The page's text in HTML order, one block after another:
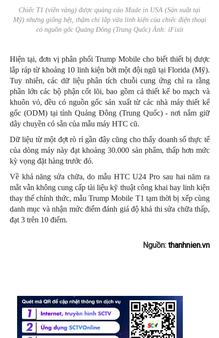
Chiếc T1 (viền vàng) được quảng cáo Made in USA (Sản xuất tại
Mỹ) nhưng giống hệt, thậm chí lắp vừa linh kiện của chiếc điện thoại
có nguồn gốc Quảng Đông (Trung Quốc) Ảnh: iFixit
Hiện tại, đơn vị phân phối Trump Mobile cho biết thiết bị được
lắp ráp từ khoảng 10 linh kiện bởi một đội ngũ tại Florida (Mỹ).
Tuy nhiên, các dữ liệu phân tích chuỗi cung ứng chỉ ra rằng
phần lớn các bộ phận cốt lõi, bao gồm cả thiết kế bo mạch và
khuôn vỏ, đều có nguồn gốc sản xuất từ các nhà máy thiết kế
gốc (ODM) tại tỉnh Quảng Đông (Trung Quốc) - nơi nắm giữ
dây chuyền có sẵn của mẫu máy HTC cũ.
Dữ liệu từ một đợt rò rỉ gần đây cũng cho thấy doanh số thực tế
của dòng máy này đạt khoảng 30.000 sản phẩm, thấp hơn mức
kỳ vọng đặt hàng trước đó.
Về khả năng sửa chữa, do mẫu HTC U24 Pro sau hai năm ra
mắt vẫn không cung cấp tài liệu kỹ thuật công khai hay linh kiện
thay thế chính thức, mẫu Trump Mobile T1 tạm thời bị xếp cùng
danh mục và nhận mức điểm đánh giá độ khả thi sửa chữa thấp,
đạt 3 trên 10 điểm.
Nguồn: thanhnien.vn